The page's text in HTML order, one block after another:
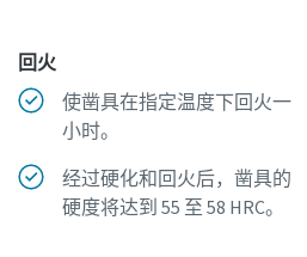
回火
使凿具在指定温度下回火一
小时。
经过硬化和回火后，凿具的
硬度将达到 55 至 58 HRC。